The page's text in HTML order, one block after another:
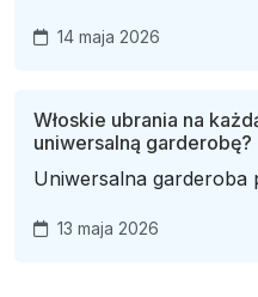
14 maja 2026
Włoskie ubrania na
uniwersalną garderobę?
Uniwersalna garderoba
13 maja 2026